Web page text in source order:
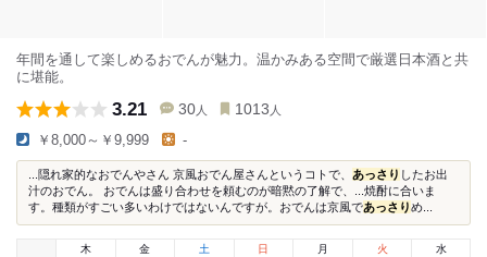
年間を通して楽しめるおでんが魅力。温かみある空間で厳選日本酒と共
に堪能。
3.21 30 人 1013 人
￥8,000～￥9,999 -
...隠れ家的なおでんやさん 京風おでん屋さんというコトで、 あっさり したお出
汁のおでん。 おでんは盛り合わせを頼むのが暗黙の了解で、...焼酎に合いま
す。種類がすごい多いわけではないんですが。おでんは京風であっさりめ...
木
金 土 日 月 火 水